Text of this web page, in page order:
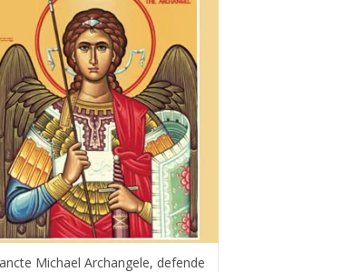
Michael Archangele, defende